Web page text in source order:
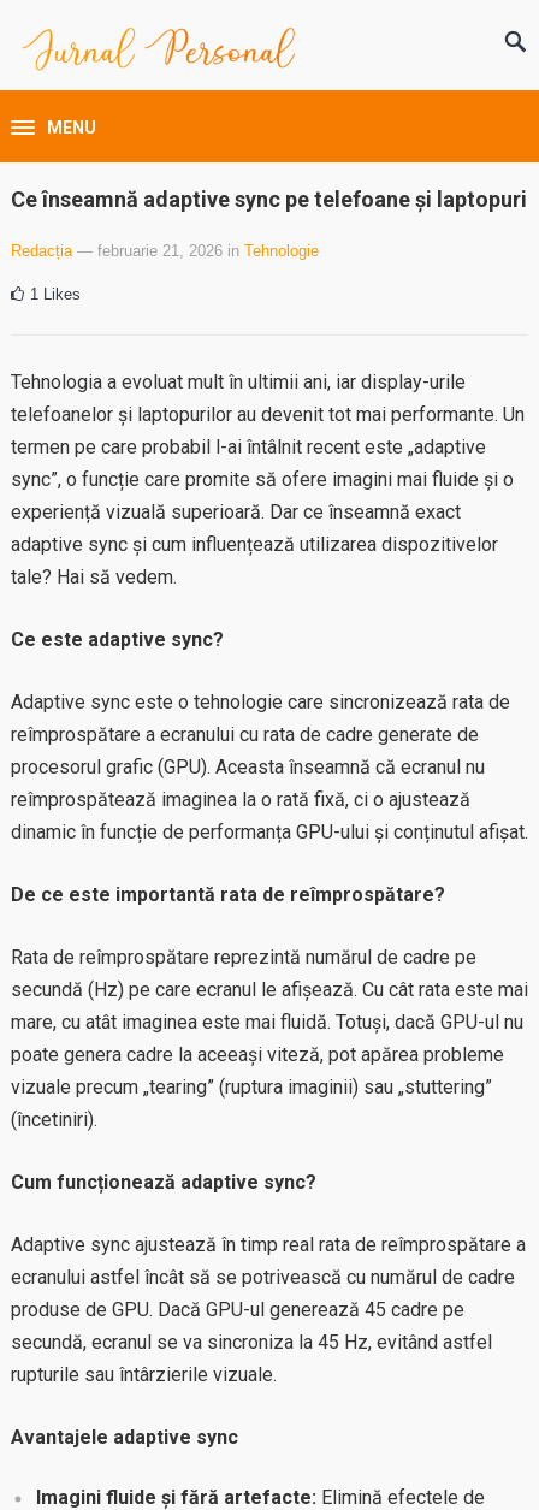
MENU
Ce înseamnă adaptive sync pe telefoane și laptopuri
Redacția — februarie 21, 2026 in Tehnologie
1 Likes
Tehnologia a evoluat mult în ultimii ani, iar display-urile
telefoanelor și laptopurilor au devenit tot mai performante. Un
termen pe care probabil l-ai întâlnit recent este „adaptive
sync”, o funcție care promite să ofere imagini mai fluide și o
experiență vizuală superioară. Dar ce înseamnă exact
adaptive sync și cum influențează utilizarea dispozitivelor
tale? Hai să vedem.
Ce este adaptive sync?
Adaptive sync este o tehnologie care sincronizează rata de
reîmprospătare a ecranului cu rata de cadre generate de
procesorul grafic (GPU). Aceasta înseamnă că ecranul nu
reîmprospătează imaginea la o rată fixă, ci o ajustează
dinamic în funcție de performanța GPU-ului și conținutul afișat.
De ce este importantă rata de reîmprospătare?
Rata de reîmprospătare reprezintă numărul de cadre pe
secundă (Hz) pe care ecranul le afișează. Cu cât rata este mai
mare, cu atât imaginea este mai fluidă. Totuși, dacă GPU-ul nu
poate genera cadre la aceeași viteză, pot apărea probleme
vizuale precum „tearing” (ruptura imaginii) sau „stuttering”
(încetiniri).
Cum funcționează adaptive sync?
Adaptive sync ajustează în timp real rata de reîmprospătare a
ecranului astfel încât să se potrivească cu numărul de cadre
produse de GPU. Dacă GPU-ul generează 45 cadre pe
secundă, ecranul se va sincroniza la 45 Hz, evitând astfel
rupturile sau întârzierile vizuale.
Avantajele adaptive sync
Imagini fluide și fără artefacte: Elimină efectele de